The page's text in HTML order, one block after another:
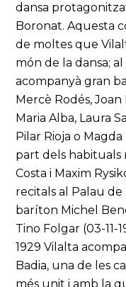
dansa
Boronat. Aquesta
de moltes que
món de la dansa;
acompanyà gran
Mercè Rodés,
Maria Alba, Laura
Pilar Rioja o
part dels habituals
Costa i Maxim
recitals al Palau de
baríton Michel
Tino Folgar (03-11-
1929 Vilalta
Badia, una de les
més unit i amb la